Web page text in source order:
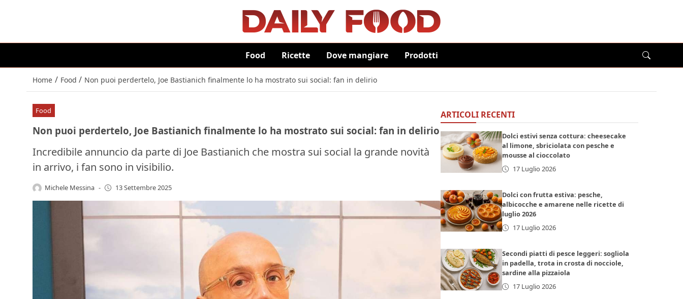
Food Ricette Dove mangiare Prodotti
Home / Food / Non puoi perdertelo, Joe Bastianich finalmente lo ha mostrato sui social: fan in delirio
Food
Non puoi perdertelo, Joe Bastianich finalmente lo ha mostrato sui social: fan in delirio
Incredibile annuncio da parte di Joe Bastianich che mostra sui social la grande novità
in arrivo, i fan sono in visibilio.
Michele Messina - 13 Settembre 2025
ARTICOLI RECENTI
Dolci estivi senza cottura: cheesecake
al limone, sbriciolata con pesche e
mousse al cioccolato
17 Luglio 2026
Dolci con frutta estiva: pesche,
albicocche e amarene nelle ricette di
luglio 2026
17 Luglio 2026
Secondi piatti di pesce leggeri: sogliola
in padella, trota in crosta di nocciole,
sardine alla pizzaiola
17 Luglio 2026